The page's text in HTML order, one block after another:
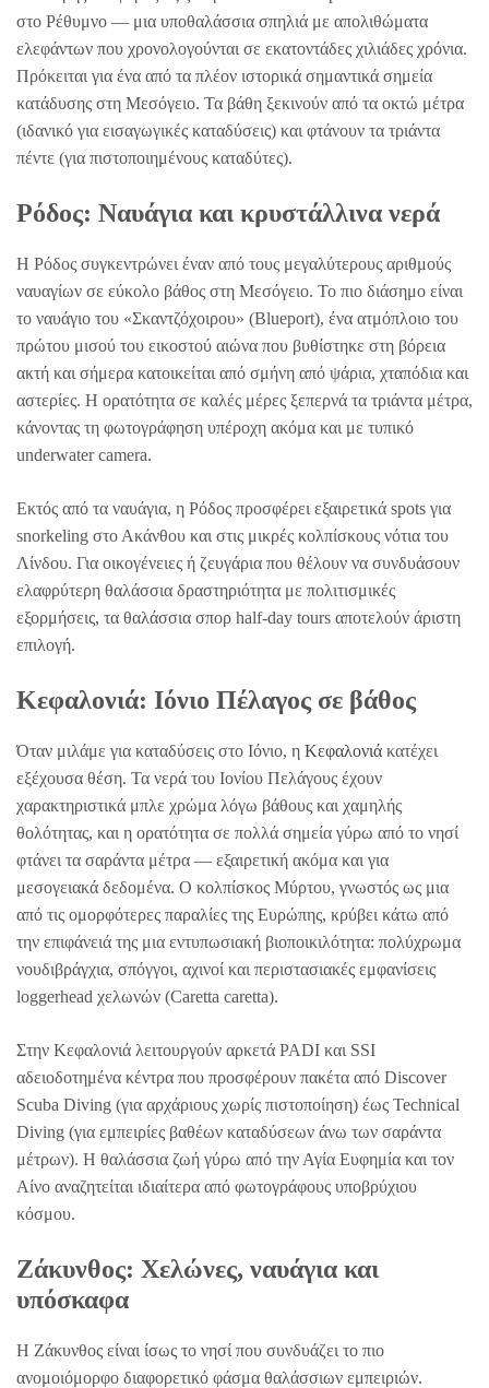
στο Ρέθυμνο — μια υποθαλάσσια σπηλιά με απολιθώματα
ελεφάντων που χρονολογούνται σε εκατοντάδες χιλιάδες χρόνια.
Πρόκειται για ένα από τα πλέον ιστορικά σημαντικά σημεία
κατάδυσης στη Μεσόγειο. Τα βάθη ξεκινούν από τα οκτώ μέτρα
(ιδανικό για εισαγωγικές καταδύσεις) και φτάνουν τα τριάντα
πέντε (για πιστοποιημένους καταδύτες).
Ρόδος: Ναυάγια και κρυστάλλινα νερά
Η Ρόδος συγκεντρώνει έναν από τους μεγαλύτερους αριθμούς
ναυαγίων σε εύκολο βάθος στη Μεσόγειο. Το πιο διάσημο είναι
το ναυάγιο του «Σκαντζόχοιρου» (Blueport), ένα ατμόπλοιο του
πρώτου μισού του εικοστού αιώνα που βυθίστηκε στη βόρεια
ακτή και σήμερα κατοικείται από σμήνη από ψάρια, χταπόδια και
αστερίες. Η ορατότητα σε καλές μέρες ξεπερνά τα τριάντα μέτρα,
κάνοντας τη φωτογράφηση υπέροχη ακόμα και με τυπικό
underwater camera.
Εκτός από τα ναυάγια, η Ρόδος προσφέρει εξαιρετικά spots για
snorkeling στο Ακάνθου και στις μικρές κολπίσκους νότια του
Λίνδου. Για οικογένειες ή ζευγάρια που θέλουν να συνδυάσουν
ελαφρύτερη θαλάσσια δραστηριότητα με πολιτισμικές
εξορμήσεις, τα θαλάσσια σπορ half-day tours αποτελούν άριστη
επιλογή.
Κεφαλονιά: Ιόνιο Πέλαγος σε βάθος
Όταν μιλάμε για καταδύσεις στο Ιόνιο, η Κεφαλονιά κατέχει
εξέχουσα θέση. Τα νερά του Ιονίου Πελάγους έχουν
χαρακτηριστικά μπλε χρώμα λόγω βάθους και χαμηλής
θολότητας, και η ορατότητα σε πολλά σημεία γύρω από το νησί
φτάνει τα σαράντα μέτρα — εξαιρετική ακόμα και για
μεσογειακά δεδομένα. Ο κολπίσκος Μύρτου, γνωστός ως μια
από τις ομορφότερες παραλίες της Ευρώπης, κρύβει κάτω από
την επιφάνειά της μια εντυπωσιακή βιοποικιλότητα: πολύχρωμα
νουδιβράγχια, σπόγγοι, αχινοί και περιστασιακές εμφανίσεις
loggerhead χελωνών (Caretta caretta).
Στην Κεφαλονιά λειτουργούν αρκετά PADI και SSI
αδειοδοτημένα κέντρα που προσφέρουν πακέτα από Discover
Scuba Diving (για αρχάριους χωρίς πιστοποίηση) έως Technical
Diving (για εμπειρίες βαθέων καταδύσεων άνω των σαράντα
μέτρων). Η θαλάσσια ζωή γύρω από την Αγία Ευφημία και τον
Αίνο αναζητείται ιδιαίτερα από φωτογράφους υποβρύχιου
κόσμου.
Ζάκυνθος: Χελώνες, ναυάγια και
υπόσκαφα
Η Ζάκυνθος είναι ίσως το νησί που συνδυάζει το πιο
ανομοιόμορφο διαφορετικό φάσμα θαλάσσιων εμπειριών.